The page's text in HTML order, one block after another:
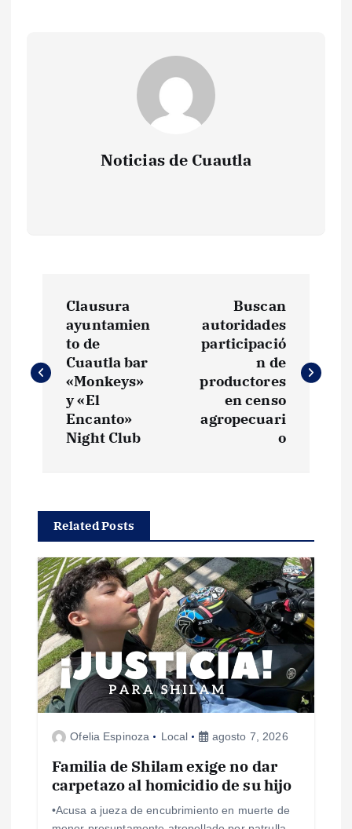
Noticias de Cuautla
v
c
ó
n
d
e
Clausura
ayuntamien
to de
Cuautla bar
«Monkeys»
y «El
Encanto»
Night Club
Buscan
autoridades
participació
n de
productores
en censo
agropecuari
o
Related Posts
Ofelia Espinoza Local agosto 7, 2026
Familia de Shilam exige no dar
carpetazo al homicidio de su hijo
•Acusa a jueza de encubrimiento en muerte de